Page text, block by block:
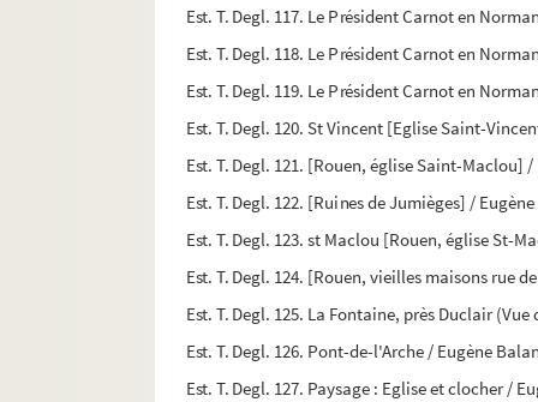
Est. T. Degl. 117. Le Président Carnot en
Est. T. Degl. 118. Le Président Carnot en
Est. T. Degl. 119. Le Président Carnot en
Est. T. Degl. 120. St Vincent [Eglise Saint-
Est. T. Degl. 121. [Rouen, église Saint-Maclou]
Est. T. Degl. 122. [Ruines de Jumièges] /
Est. T. Degl. 123. st Maclou [Rouen, église St-
Est. T. Degl. 124. [Rouen, vieilles maisons rue
Est. T. Degl. 125. La Fontaine, près Duclair
Est. T. Degl. 126. Pont-de-l'Arche / Eugène
Est. T. Degl. 127. Paysage : Eglise et clocher /